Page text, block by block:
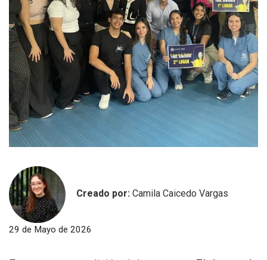
Creado por: Camila Caicedo Vargas
29 de Mayo de 2026